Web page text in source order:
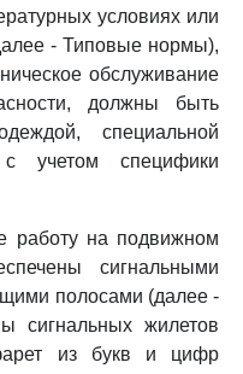
условиях или
- Типовые нормы),
обслуживание
должны быть
специальной
специфики
работу на подвижном
сигнальными
полосами (далее -
сигнальных жилетов
из букв и цифр